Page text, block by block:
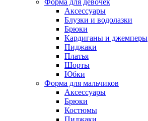
Форма для девочек
Аксессуары
Блузки и водолазки
Брюки
Кардиганы и джемперы
Пиджаки
Платья
Шорты
Юбки
Форма для мальчиков
Аксессуары
Брюки
Костюмы
Пиджаки